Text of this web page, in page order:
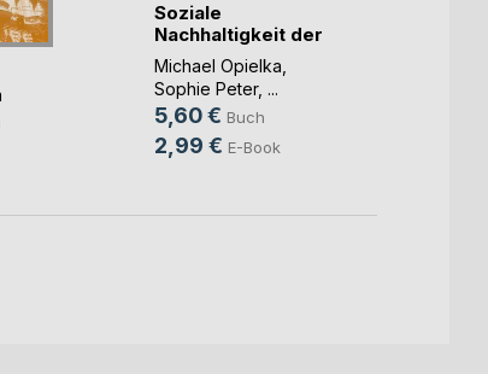
Soziale
Nachhaltigkeit der
Landwir(...)
Michael Opielka,
Sophie Peter, ...
5,60 € Buch
2,99 € E-Book